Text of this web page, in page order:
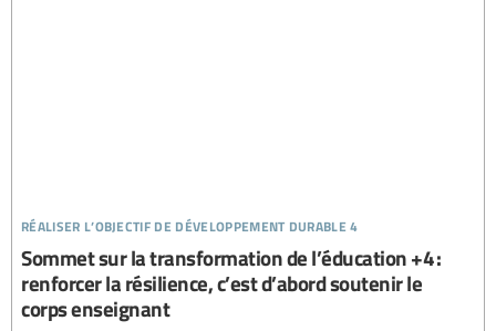
réaliser l’objectif de développement durable 4
Sommet sur la transformation de l’éducation +4 :
renforcer la résilience, c’est d’abord soutenir le
corps enseignant